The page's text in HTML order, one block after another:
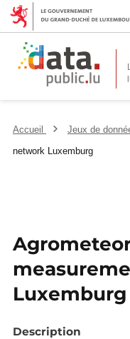
Accueil Jeux de
network Luxemburg
Luxemburg
Description